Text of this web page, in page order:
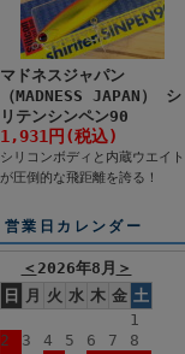
マドネスジャパン
（MADNESS JAPAN） シ
リテンシンペン90
1,931円(税込)
シリコンボディと内蔵ウエイト
が圧倒的な飛距離を誇る！
営業日カレンダー
＜ 2026年8月 ＞
日
月 火 水 木 金 土
1
2
3 4 5 6 7
8